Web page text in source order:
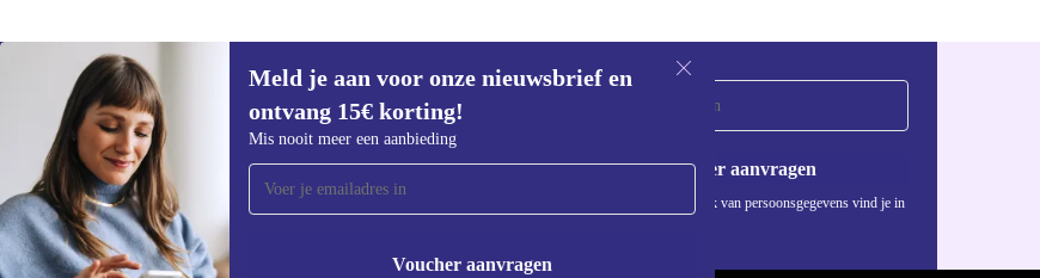
Meld je aan voor onze nieuwsbrief en
ontvang 15€ korting!
Mis nooit meer een aanbieding
Voucher aanvragen
Meld je aan voor onze nieuwsbrief en
ontvang €15 korting!
Mis nooit meer een aanbieding.
Voucher aanvragen
Informatie over het gebruik van persoonsgegevens vind je in